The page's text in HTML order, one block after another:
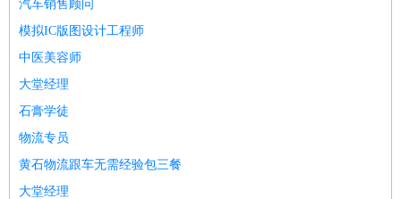
汽车销售顾问
模拟IC版图设计工程师
中医美容师
大堂经理
石膏学徒
物流专员
黄石物流跟车无需经验包三餐
大堂经理